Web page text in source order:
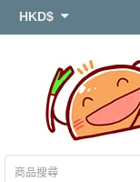
HKD$